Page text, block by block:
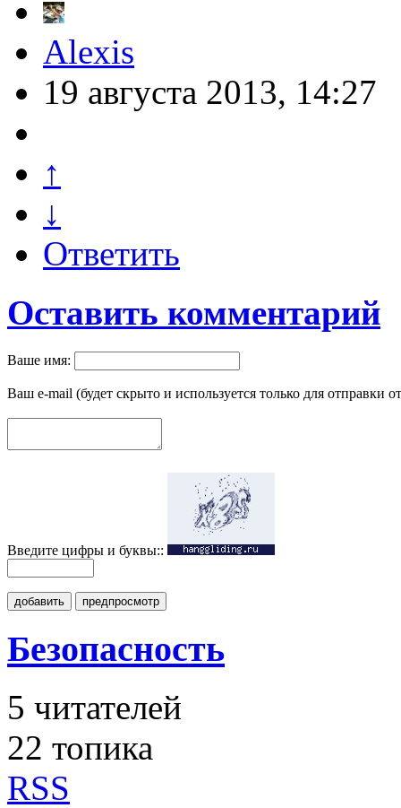
Alexis
19 августа 2013, 14:27
↑
↓
Ответить
Оставить комментарий
Ваше имя:
Ваш e-mail (будет скрыто и используется только для отправки
Введите цифры и буквы::
добавить предпросмотр
Безопасность
5 читателей
22 топика
RSS